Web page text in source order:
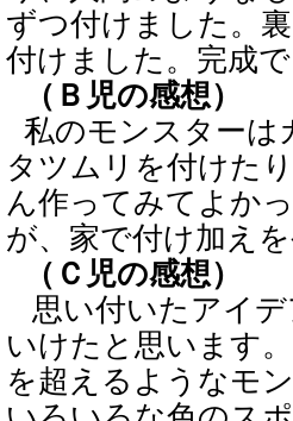
ずつ付けました。
付けました。完成
（Ｂ児の感想）
私のモンスターは
タツムリを付けた
ん作ってみてよか
が、家で付け加え
（Ｃ児の感想）
思い付いたアイ
いけたと思います
を超えるようなモ